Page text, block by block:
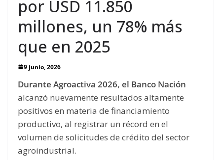
por USD 11.850
millones, un 78% más
que en 2025
9 junio, 2026
Durante Agroactiva 2026, el Banco Nación
alcanzó nuevamente resultados altamente
positivos en materia de financiamiento
productivo, al registrar un récord en el
volumen de solicitudes de crédito del sector
agroindustrial.